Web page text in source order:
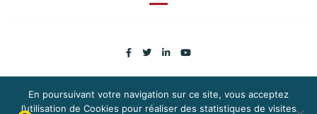
En poursuivant votre navigation sur ce site, vous acceptez
l’utilisation de Cookies pour réaliser des statistiques de visites